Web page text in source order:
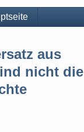
aus
nicht die